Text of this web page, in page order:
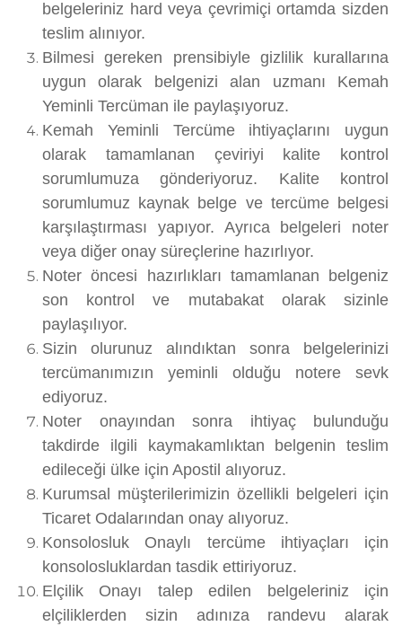
belgeleriniz hard veya çevrimiçi ortamda sizden
teslim alınıyor.
Bilmesi gereken prensibiyle gizlilik kurallarına
uygun olarak belgenizi alan uzmanı Kemah
Yeminli Tercüman ile paylaşıyoruz.
Kemah Yeminli Tercüme ihtiyaçlarını uygun
olarak tamamlanan çeviriyi kalite kontrol
sorumlumuza gönderiyoruz. Kalite kontrol
sorumlumuz kaynak belge ve tercüme belgesi
karşılaştırması yapıyor. Ayrıca belgeleri noter
veya diğer onay süreçlerine hazırlıyor.
Noter öncesi hazırlıkları tamamlanan belgeniz
son kontrol ve mutabakat olarak sizinle
paylaşılıyor.
Sizin olurunuz alındıktan sonra belgelerinizi
tercümanımızın yeminli olduğu notere sevk
ediyoruz.
Noter onayından sonra ihtiyaç bulunduğu
takdirde ilgili kaymakamlıktan belgenin teslim
edileceği ülke için Apostil alıyoruz.
Kurumsal müşterilerimizin özellikli belgeleri için
Ticaret Odalarından onay alıyoruz.
Konsolosluk Onaylı tercüme ihtiyaçları için
konsolosluklardan tasdik ettiriyoruz.
Elçilik Onayı talep edilen belgeleriniz için
elçiliklerden sizin adınıza randevu alarak